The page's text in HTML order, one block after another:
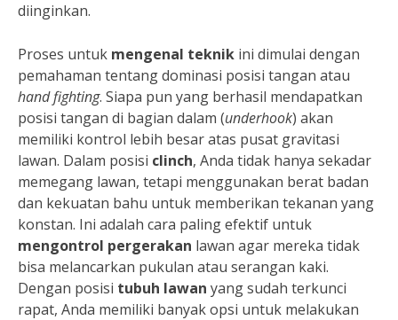
diinginkan.
Proses untuk mengenal teknik ini dimulai dengan
pemahaman tentang dominasi posisi tangan atau
hand fighting. Siapa pun yang berhasil mendapatkan
posisi tangan di bagian dalam (underhook) akan
memiliki kontrol lebih besar atas pusat gravitasi
lawan. Dalam posisi clinch, Anda tidak hanya sekadar
memegang lawan, tetapi menggunakan berat badan
dan kekuatan bahu untuk memberikan tekanan yang
konstan. Ini adalah cara paling efektif untuk
mengontrol pergerakan lawan agar mereka tidak
bisa melancarkan pukulan atau serangan kaki.
Dengan posisi tubuh lawan yang sudah terkunci
rapat, Anda memiliki banyak opsi untuk melakukan